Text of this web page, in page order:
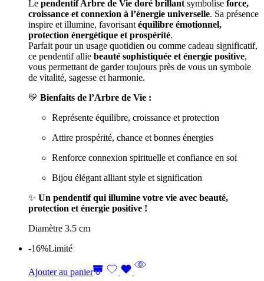
Le pendentif Arbre de Vie doré brillant symbolise force,
croissance et connexion à l’énergie universelle. Sa présence
inspire et illumine, favorisant équilibre émotionnel,
protection énergétique et prospérité.
Parfait pour un usage quotidien ou comme cadeau significatif,
ce pendentif allie beauté sophistiquée et énergie positive,
vous permettant de garder toujours près de vous un symbole
de vitalité, sagesse et harmonie.
💛 Bienfaits de l’Arbre de Vie :
Représente équilibre, croissance et protection
Attire prospérité, chance et bonnes énergies
Renforce connexion spirituelle et confiance en soi
Bijou élégant alliant style et signification
✨ Un pendentif qui illumine votre vie avec beauté,
protection et énergie positive !
Diamètre 3.5 cm
-16%Limité
Ajouter au panier